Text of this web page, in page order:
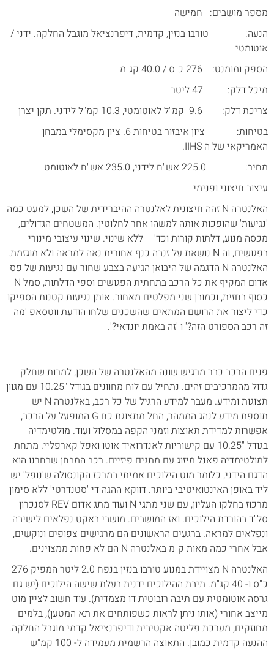
מספר מושבים: חמישה
הנעה: טורבו בנזין, קדמית, דיפרנציאל מוגבל החלקה. ידני /
אוטומטי
הספק ומומנט: 276 כ"ס / 40.0 קג"מ
מיכל דלק: 47 ליטר
צריכת דלק: 9.6 קמ"ל לאוטומטי, 10.3 קמ"ל לידני. תקן יצרן
בטיחות: ציון איבזור בטיחות 6. ציון מקסימלי במבחן
האמריקאי של ה IIHS.
מחיר: 225.0 אש"ח לידני, 235.0 אש"ח לאוטומט
עיצוב חיצוני ופנימי
האלנטרה N זהה חיצונית לאלנטרה ההיברידית של השכן, למעט כמה
'נגיעות' שהופכות אותה למשהו אחר לחלוטין. המשטחים הגדולים,
מכסה מנוע, דלתות קורות וכד' – ללא שינוי. שינוי עיצובי מינורי
בפגושים, וה N נושאת על זנבה כנף אחורית נאה למראה ולא מוגזמת.
האלנטרה N הדגמה של היבואן הגיעה בצבע שחור עם נגיעות של פס
אדום המקיף את כל הרכב בתחתית הפגושים וספי הדלתות, סמל N
כסוף בחזית, וכמובן שני מפלטים מאחור. אותן נגיעות קטנות הספיקו
כדי ליצור את הרושם המתאים שהשכנים שלחו הודעת ווטסאפ 'מה
זה רכב הספורט הזה?' ו 'זה באמת יונדאי?'.
פנים הרכב כבר מרגיש שונה מהאלנטרה של השכן, למרות שחלק
גדול מהמרכיבים זהים. נתחיל עם לוח מחוונים בגודל "10.25 עם מגוון
תצוגות ומידע. מעבר למידע הרגיל של כל רכב, באלנטרה N יש
תוספת מידע לנהג הממהר, החל מתצוגת כח G המופעל על הרכב,
אפשרות למדידת תאוצות וזמני הקפה במסלול ועוד. מולטימדיה
בגודל "10.25 עם קישוריות לאנדרואיד אוטו ואפל קארפליי. מתחת
למולטימדיה פאנל מיזוג עם מתגים פיזיים. רכב המבחן שבחרנו הוא
הדגם הידני, כלומר מוט הילוכים אמיתי במרכז הקונסולה ש'נופל' יש
ליד באופן האינטואיטיבי ביותר. דווקא ההגה די 'סטנדרטי' ללא סימון
מרכוז בחלקו העליון, עם שני מתגי N ועוד מתג אדום REV לסנכרון
סל"ד בהורדת הילוכים. ואז המושבים. מושבי באקט נפלאים לישיבה
ונפלאים למראה. ברגעים הראשונים הם מרגישים צפופים ונוקשים,
אבל אחרי כמה מאות ק"מ באלנטרה N הם לא פחות ממצוינים.
האלנטרה N מצויידת במנוע טורבו בנזין בנפח 2.0 ליטר המפיק 276
כ"ס ו- 40 קג"מ. תיבת ההילוכים ידנית בעלת שישה הילוכים (יש גם
גרסה אוטומטית עם תיבה רובוטית דו מצמדית). עוד חשוב לציין מוט
מייצב אחורי (אותו ניתן לראות כשפותחים את תא המטען), בלמים
מחוזקים, מערכת פליטה אקטיבית ודיפרנציאל קדמי מוגבל החלקה.
ההנעה קדמית כמובן. התאוצה הרשמית מעמידה ל- 100 קמ"ש